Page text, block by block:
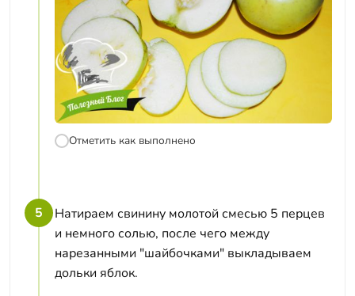
Отметить как выполнено
5
Натираем свинину молотой смесью 5 перцев
и немного солью, после чего между
нарезанными "шайбочками" выкладываем
дольки яблок.